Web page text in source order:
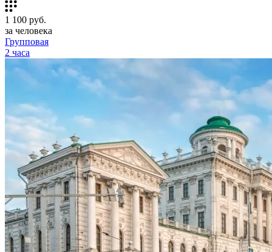
1 100 руб.
за человека
Групповая
2 часа